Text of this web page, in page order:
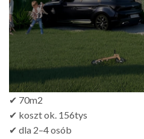
✔ 70m2
✔ koszt ok. 156tys
✔ dla 2–4 osób